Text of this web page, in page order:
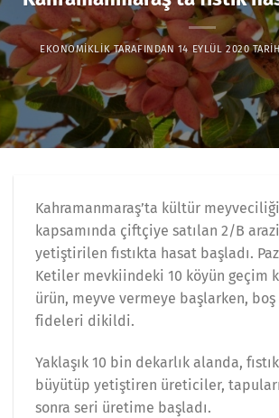
EKONOMIKLIKTARAFINDAN 14 EYLÜL 2020
Kahramanmaraş’ta kültür
kapsamında çiftçiye satılan 2/B
yetiştirilen fıstıkta hasat başladı.
Ketiler mevkiindeki 10 köyün geçim
ürün, meyve vermeye başlarken,
fideleri dikildi.
Yaklaşık 10 bin dekarlık alanda,
büyütüp yetiştiren üreticiler,
sonra seri üretime başladı.